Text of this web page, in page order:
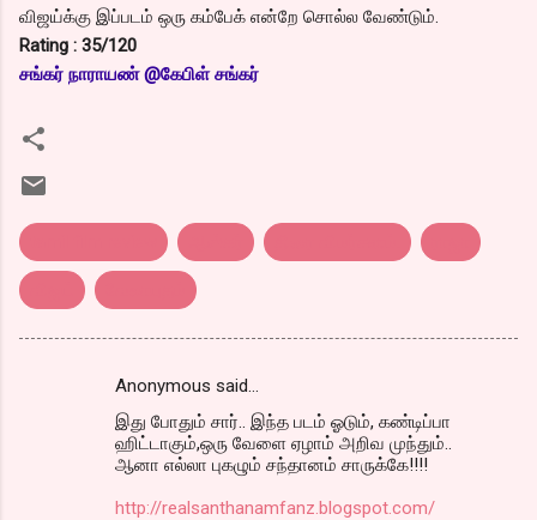
விஜய்க்கு இப்படம் ஒரு கம்பேக் என்றே சொல்ல வேண்டும்.
Rating : 35/120
சங்கர் நாராயண் @கேபிள் சங்கர்
Anonymous said…
இது போதும் சார்.. இந்த படம் ஓடும், கண்டிப்பா
ஹிட்டாகும்,ஒரு வேளை ஏழாம் அறிவ முந்தும்..
ஆனா எல்லா புகழும் சந்தானம் சாருக்கே!!!!
http://realsanthanamfanz.blogspot.com/